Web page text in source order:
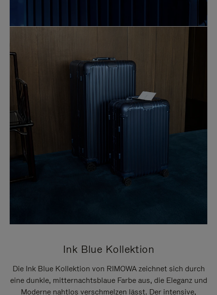
Ink Blue Kollektion
Die Ink Blue Kollektion von RIMOWA zeichnet sich durch
eine dunkle, mitternachtsblaue Farbe aus, die Eleganz und
Moderne nahtlos verschmelzen lässt. Der intensive,